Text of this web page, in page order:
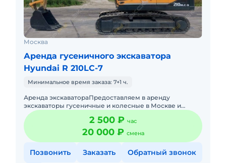
Москва
Аренда гусеничного экскаватора
Hyundai R 210LC-7
Минимальное время заказа: 7+1 ч.
Аренда экскаватораПредоставляем в аренду
экскаваторы гусеничные и колесные в Москве и
московской области от ведущей компании ООО
"Стройтехнотранс" .Вся техника
2 500 ₽ час
20 000 ₽ смена
Позвонить Заказать Обратный звонок